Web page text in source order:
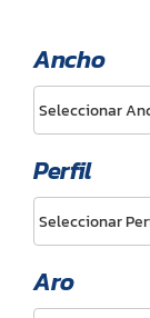
Ancho
Perfil
Aro